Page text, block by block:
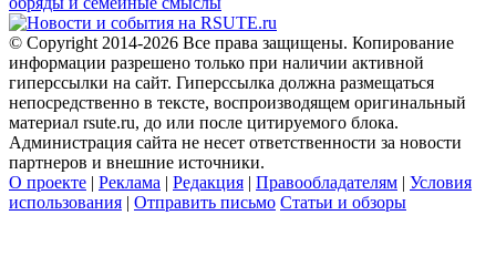
© Copyright 2014-2026 Все права защищены. Копирование
информации разрешено только при наличии активной
гиперссылки на сайт. Гиперссылка должна размещаться
непосредственно в тексте, воспроизводящем оригинальный
материал rsute.ru, до или после цитируемого блока.
Администрация сайта не несет ответственности за новости
партнеров и внешние источники.
О проекте | Реклама | Редакция | Правообладателям | Условия
использования | Отправить письмо Статьи и обзоры